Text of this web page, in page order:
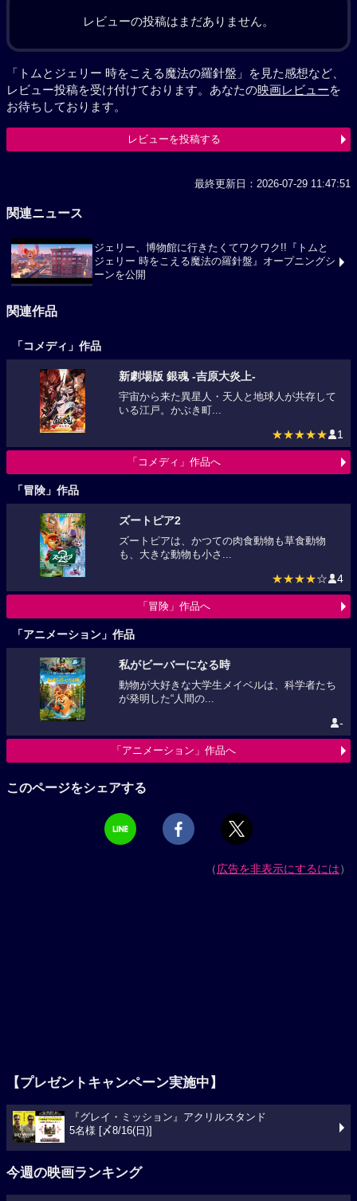
レビューの投稿はまだありません。
「トムとジェリー 時をこえる魔法の羅針盤」を見た感想など、
レビュー投稿を受け付けております。あなたの映画レビューを
お待ちしております。
レビューを投稿する
最終更新日：2026-07-29 11:47:51
関連ニュース
ジェリー、博物館に行きたくてワクワク!!『トムと
ジェリー 時をこえる魔法の羅針盤』オープニングシ
ーンを公開
関連作品
「コメディ」作品
新劇場版 銀魂 -吉原大炎上-
宇宙から来た異星人・天人と地球人が共存して
いる江戸。かぶき町...
★★★★★ 1
「コメディ」作品へ
「冒険」作品
ズートピア2
ズートピアは、かつての肉食動物も草食動物
も、大きな動物も小さ...
★★★★☆ 4
「冒険」作品へ
「アニメーション」作品
私がビーバーになる時
動物が大好きな大学生メイベルは、科学者たち
が発明した“人間の...
-
「アニメーション」作品へ
このページをシェアする
（広告を非表示にするには）
【プレゼントキャンペーン実施中】
『グレイ・ミッション』アクリルスタンド
5名様 [〆8/16(日)]
今週の映画ランキング